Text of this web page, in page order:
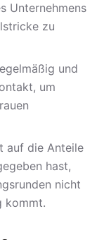
Unternehmens
zu
und
um
auf die Anteile
hast,
nicht
kommt.